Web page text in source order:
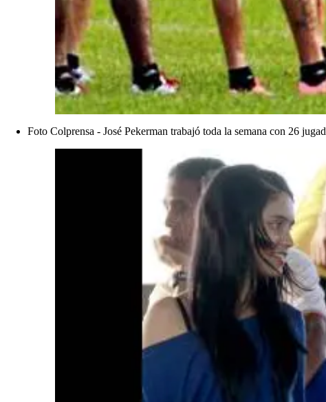
Foto Colprensa - José Pekerman trabajó toda la semana con 26